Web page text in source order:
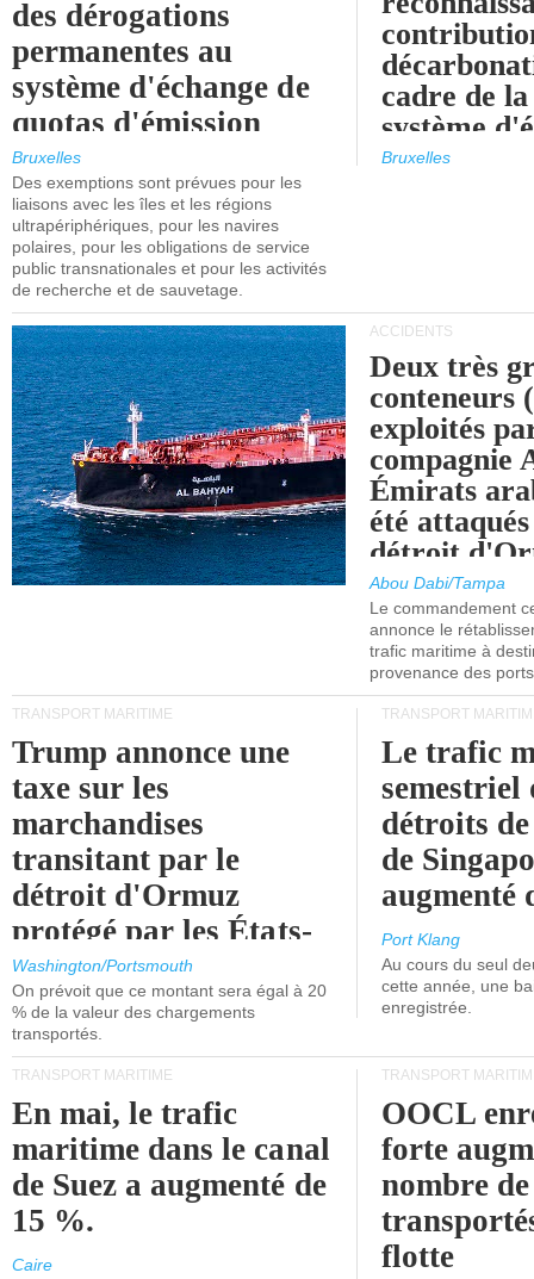
des dérogations
permanentes au
système d'échange de
quotas d'émission
maritimes de l'UE
après 2030.
Bruxelles
Des exemptions sont prévues pour les
liaisons avec les îles et les régions
ultrapériphériques, pour les navires
polaires, pour les obligations de service
public transnationales et pour les activités
de recherche et de sauvetage.
cadre de
système
quotas
Bruxelles
ACCIDENTS
Deux très
conteneurs
exploités
compagnie
Émirats
été
détroit
Abou Dabi/Tampa
Le commandement
annonce le
trafic maritime à
provenance des
TRANSPORT MARITIME
Trump annonce une
taxe sur les
marchandises
transitant par le
détroit d'Ormuz
protégé par les États-
Unis.
Washington/Portsmouth
On prévoit que ce montant sera égal à 20
% de la valeur des chargements
transportés.
TRANSPORT
Le trafic
semestriel
détroits
de
augmenté
Port Klang
Au cours du seul
cette année, une
enregistrée.
TRANSPORT MARITIME
En mai, le trafic
maritime dans le canal
de Suez a augmenté de
15 %.
Caire
TRANSPORT
OOCL
forte
nombre
flotte